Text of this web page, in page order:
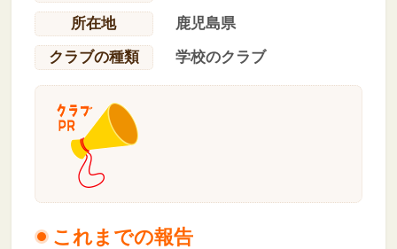
所在地
鹿児島県
クラブの種類
学校のクラブ
これまでの報告